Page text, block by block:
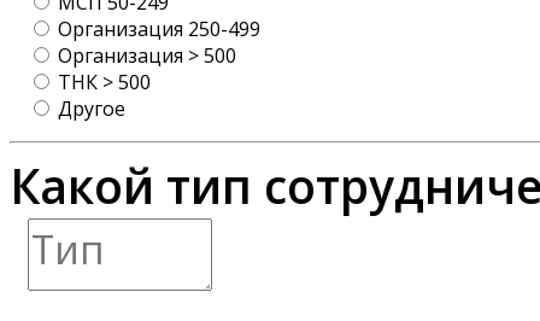
Организация 250-499
Организация > 500
ТНК > 500
Другое
Какой тип